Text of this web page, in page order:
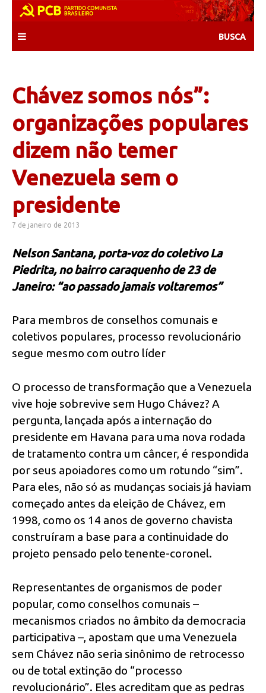
content
Chávez somos nós”:
organizações populares
dizem não temer
Venezuela sem o
presidente
7 de janeiro de 2013
Nelson Santana, porta-voz do coletivo La
Piedrita, no bairro caraquenho de 23 de
Janeiro: “ao passado jamais voltaremos”
Para membros de conselhos comunais e
coletivos populares, processo revolucionário
segue mesmo com outro líder
O processo de transformação que a Venezuela
vive hoje sobrevive sem Hugo Chávez? A
pergunta, lançada após a internação do
presidente em Havana para uma nova rodada
de tratamento contra um câncer, é respondida
por seus apoiadores como um rotundo “sim”.
Para eles, não só as mudanças sociais já haviam
começado antes da eleição de Chávez, em
1998, como os 14 anos de governo chavista
construíram a base para a continuidade do
projeto pensado pelo tenente-coronel.
Representantes de organismos de poder
popular, como conselhos comunais –
mecanismos criados no âmbito da democracia
participativa –, apostam que uma Venezuela
sem Chávez não seria sinônimo de retrocesso
ou de total extinção do “processo
revolucionário”. Eles acreditam que as pedras